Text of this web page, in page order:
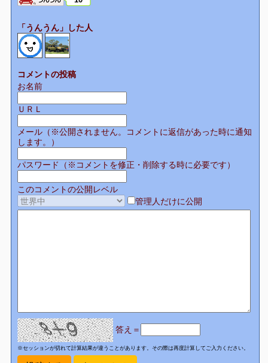
「うんうん」した人
コメントの投稿
お名前
ＵＲＬ
メール（※公開されません。コメントに返信があった時に通知
します。）
パスワード（※コメントを修正・削除する時に必要です）
このコメントの公開レベル
管理人だけに公開
答え＝
※セッションが切れて計算結果が違うことがあります。その際は再度計算してご入力ください。